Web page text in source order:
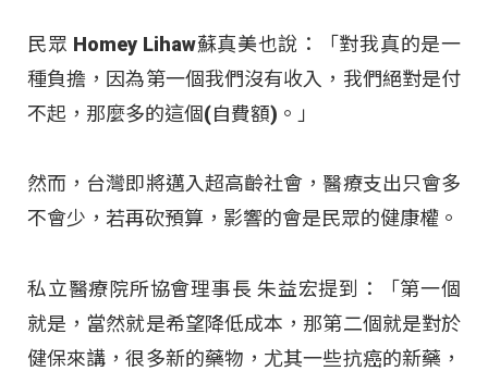
民眾 Homey Lihaw蘇真美也說：「對我真的是一
種負擔，因為第一個我們沒有收入，我們絕對是付
不起，那麼多的這個(自費額)。」
然而，台灣即將邁入超高齡社會，醫療支出只會多
不會少，若再砍預算，影響的會是民眾的健康權。
私立醫療院所協會理事長 朱益宏提到：「第一個
就是，當然就是希望降低成本，那第二個就是對於
健保來講，很多新的藥物，尤其一些抗癌的新藥，